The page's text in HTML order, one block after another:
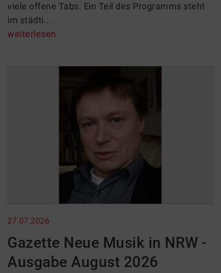
viele offene Tabs. Ein Teil des Programms steht
im städti...
weiterlesen
27.07.2026
Gazette Neue Musik in NRW -
Ausgabe August 2026